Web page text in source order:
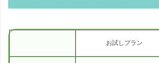
お試しプラン